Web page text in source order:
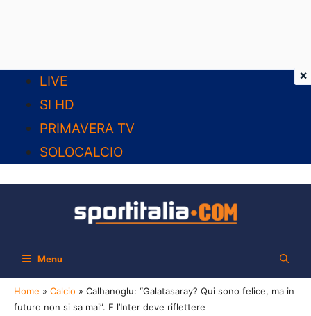
contenuto
LIVE
SI HD
PRIMAVERA TV
SOLOCALCIO
Menu
Home » Calcio » Calhanoglu: “Galatasaray? Qui sono felice, ma in
futuro non si sa mai”. E l’Inter deve riflettere
×